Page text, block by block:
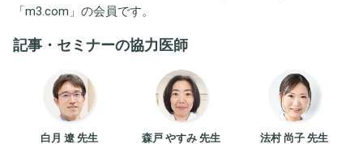
「m3.com 」の会員です。
記事・セミナーの協力医師
白月 遼 先生 森戸 やすみ 先生 法村 尚子 先生